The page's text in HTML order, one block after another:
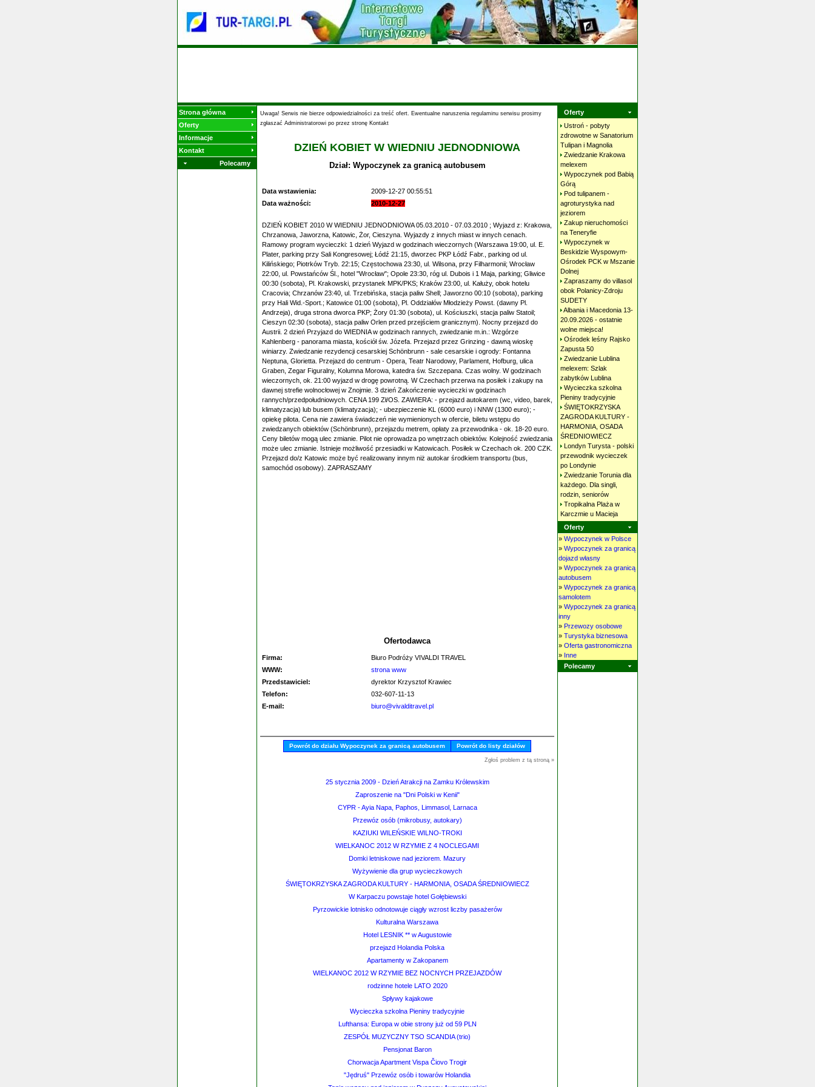
Strona główna
Oferty
Informacje
Kontakt
Polecamy
Uwaga! Serwis nie bierze odpowiedzialności za treść ofert. Ewentualne naruszenia regulaminu serwisu prosimy
zgłaszać Administratorowi po przez stronę Kontakt
DZIEŃ KOBIET W WIEDNIU JEDNODNIOWA
Dział: Wypoczynek za granicą autobusem
Data wstawienia:
2009-12-27 00:55:51
Data ważności:
2010-12-27
DZIEŃ KOBIET 2010 W WIEDNIU JEDNODNIOWA 05.03.2010 - 07.03.2010 ; Wyjazd z: Krakowa,
Chrzanowa, Jaworzna, Katowic, Żor, Cieszyna. Wyjazdy z innych miast w innych cenach.
Ramowy program wycieczki: 1 dzień Wyjazd w godzinach wieczornych (Warszawa 19:00, ul. E.
Plater, parking przy Sali Kongresowej; Łódź 21:15, dworzec PKP Łódź Fabr., parking od ul.
Kilińskiego; Piotrków Tryb. 22:15; Częstochowa 23:30, ul. Wilsona, przy Filharmonii; Wrocław
22:00, ul. Powstańców Śl., hotel "Wrocław"; Opole 23:30, róg ul. Dubois i 1 Maja, parking; Gliwice
00:30 (sobota), Pl. Krakowski, przystanek MPK/PKS; Kraków 23:00, ul. Kałuży, obok hotelu
Cracovia; Chrzanów 23:40, ul. Trzebińska, stacja paliw Shell; Jaworzno 00:10 (sobota), parking
przy Hali Wid.-Sport.; Katowice 01:00 (sobota), Pl. Oddziałów Młodzieży Powst. (dawny Pl.
Andrzeja), druga strona dworca PKP; Żory 01:30 (sobota), ul. Kościuszki, stacja paliw Statoil;
Cieszyn 02:30 (sobota), stacja paliw Orlen przed przejściem granicznym). Nocny przejazd do
Austrii. 2 dzień Przyjazd do WIEDNIA w godzinach rannych, zwiedzanie m.in.: Wzgórze
Kahlenberg - panorama miasta, kościół św. Józefa. Przejazd przez Grinzing - dawną wioskę
winiarzy. Zwiedzanie rezydencji cesarskiej Schönbrunn - sale cesarskie i ogrody: Fontanna
Neptuna, Glorietta. Przejazd do centrum - Opera, Teatr Narodowy, Parlament, Hofburg, ulica
Graben, Zegar Figuralny, Kolumna Morowa, katedra św. Szczepana. Czas wolny. W godzinach
wieczornych, ok. 21:00 wyjazd w drogę powrotną. W Czechach przerwa na posiłek i zakupy na
dawnej strefie wolnocłowej w Znojmie. 3 dzień Zakończenie wycieczki w godzinach
rannych/przedpołudniowych. CENA 199 Zł/OS. ZAWIERA: - przejazd autokarem (wc, video, barek,
klimatyzacja) lub busem (klimatyzacja); - ubezpieczenie KL (6000 euro) i NNW (1300 euro); -
opiekę pilota. Cena nie zawiera świadczeń nie wymienionych w ofercie, biletu wstępu do
zwiedzanych obiektów (Schönbrunn), przejazdu metrem, opłaty za przewodnika - ok. 18-20 euro.
Ceny biletów mogą ulec zmianie. Pilot nie oprowadza po wnętrzach obiektów. Kolejność zwiedzania
może ulec zmianie. Istnieje możliwość przesiadki w Katowicach. Posiłek w Czechach ok. 200 CZK.
Przejazd do/z Katowic może być realizowany innym niż autokar środkiem transportu (bus,
samochód osobowy). ZAPRASZAMY
Ofertodawca
Firma:
Biuro Podróży VIVALDI TRAVEL
WWW:
strona www
Przedstawiciel:
dyrektor Krzysztof Krawiec
Telefon:
032-607-11-13
E-mail:
biuro@vivalditravel.pl
Powrót do działu Wypoczynek za granicą autobusem Powrót do listy działów
Zgłoś problem z tą stroną »
25 stycznia 2009 - Dzień Atrakcji na Zamku Królewskim
Zaproszenie na "Dni Polski w Kenii"
CYPR - Ayia Napa, Paphos, Limmasol, Larnaca
Przewóz osób (mikrobusy, autokary)
KAZIUKI WILEŃSKIE WILNO-TROKI
WIELKANOC 2012 W RZYMIE Z 4 NOCLEGAMI
Domki letniskowe nad jeziorem. Mazury
Wyżywienie dla grup wycieczkowych
ŚWIĘTOKRZYSKA ZAGRODA KULTURY - HARMONIA, OSADA ŚREDNIOWIECZ
W Karpaczu powstaje hotel Gołębiewski
Pyrzowickie lotnisko odnotowuje ciągły wzrost liczby pasażerów
Kulturalna Warszawa
Hotel LESNIK ** w Augustowie
przejazd Holandia Polska
Apartamenty w Zakopanem
WIELKANOC 2012 W RZYMIE BEZ NOCNYCH PRZEJAZDÓW
rodzinne hotele LATO 2020
Spływy kajakowe
Wycieczka szkolna Pieniny tradycyjnie
Lufthansa: Europa w obie strony już od 59 PLN
ZESPÓŁ MUZYCZNY TSO SCANDIA (trio)
Pensjonat Baron
Chorwacja Apartment Vispa Čiovo Trogir
"Jędruś" Przewóz osób i towarów Holandia
Oferty
Ustroń - pobyty
zdrowotne w Sanatorium
Tulipan i Magnolia
Zwiedzanie Krakowa
melexem
Wypoczynek pod Babią
Górą
Pod tulipanem -
agroturystyka nad
jeziorem
Zakup nieruchomości
na Teneryfie
Wypoczynek w
Beskidzie Wyspowym-
Ośrodek PCK w Mszanie
Dolnej
Zapraszamy do villasol
obok Polanicy-Zdroju
SUDETY
Albania i Macedonia 13-
20.09.2026 - ostatnie
wolne miejsca!
Ośrodek leśny Rajsko
Zapusta 50
Zwiedzanie Lublina
melexem: Szlak
zabytków Lublina
Wycieczka szkolna
Pieniny tradycyjnie
ŚWIĘTOKRZYSKA
ZAGRODA KULTURY -
HARMONIA, OSADA
ŚREDNIOWIECZ
Londyn Turysta - polski
przewodnik wycieczek
po Londynie
Zwiedzanie Torunia dla
każdego. Dla singli,
rodzin, seniorów
Tropikalna Plaża w
Karczmie u Macieja
Oferty
» Wypoczynek w Polsce
» Wypoczynek za granicą
dojazd własny
» Wypoczynek za granicą
autobusem
» Wypoczynek za granicą
samolotem
» Wypoczynek za granicą
inny
» Przewozy osobowe
» Turystyka biznesowa
» Oferta gastronomiczna
» Inne
Polecamy